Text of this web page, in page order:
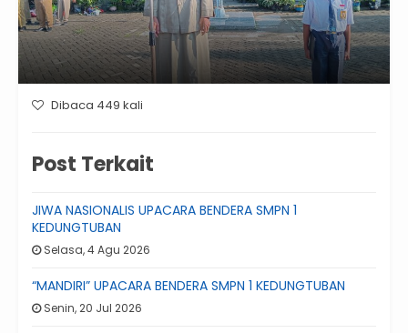
Dibaca 449 kali
Post Terkait
JIWA NASIONALIS UPACARA BENDERA SMPN 1
KEDUNGTUBAN
Selasa, 4 Agu 2026
“MANDIRI” UPACARA BENDERA SMPN 1 KEDUNGTUBAN
Senin, 20 Jul 2026